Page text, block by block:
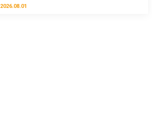
2026.08.01